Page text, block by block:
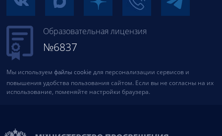
Образовательная лицензия
№6837
Мы используем файлы cookie для персонализации сервисов и
повышения удобства пользования сайтом. Если вы не согласны на их
использование, поменяйте настройки браузера.